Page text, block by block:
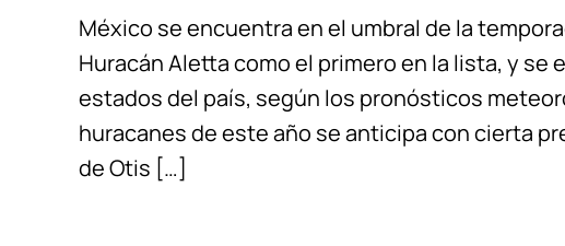
México se encuentra en el umbral de la
Huracán Aletta como el primero en la lista, y se
estados del país, según los pronósticos
huracanes de este año se anticipa con cierta
de Otis […]